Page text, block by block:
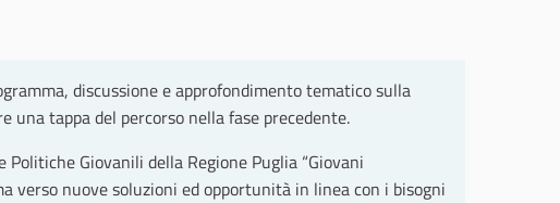
discussione e approfondimento tematico sulla
una tappa del percorso nella fase precedente.
Giovanili della Regione Puglia “Giovani
verso nuove soluzioni ed opportunità in linea con i bisogni